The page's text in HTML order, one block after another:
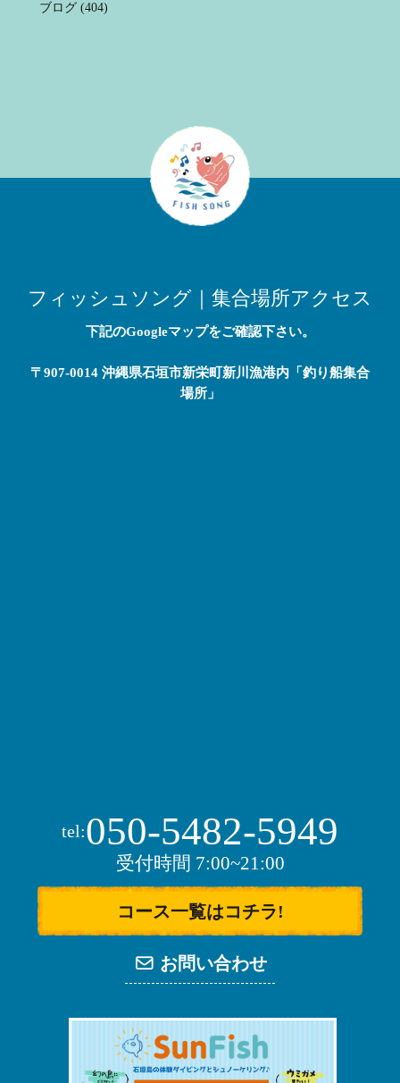
ブログ(404)
フィッシュソング｜集合場所アクセス
下記のGoogleマップをご確認下さい。
〒907-0014 沖縄県石垣市新栄町新川漁港内「釣り船集合
場所」
tel:050-5482-5949
受付時間 7:00~21:00
コース一覧はコチラ!
お問い合わせ